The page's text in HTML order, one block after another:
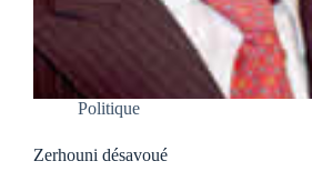
Politique
Zerhouni désavoué